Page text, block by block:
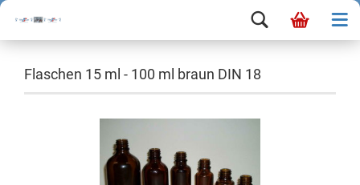
Flaschen 15 ml - 100 ml braun DIN 18